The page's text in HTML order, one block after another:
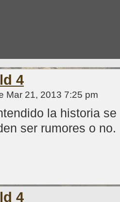
4
Mar 21, 2013 7:25 pm
la historia
ser rumores o no.
4